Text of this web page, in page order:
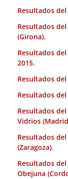
Resultados
Resultados
(Girona).
Resultados
2015.
Resultados
Resultados
Resultados
Vidrios
Resultados
(Zaragoza).
Resultados
Obejuna